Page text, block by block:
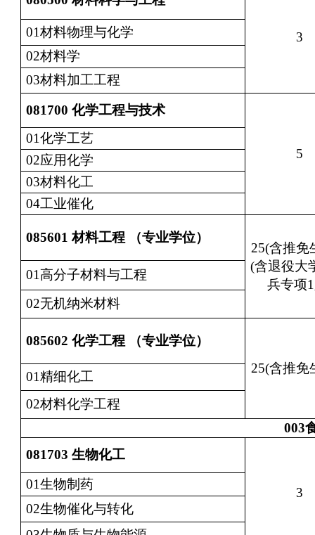
3
01材料物理与化学
02材料学
03材料加工工程
081700 化学工程与技术
5
01化学工艺
02应用化学
03材料化工
04工业催化
085601材料工程 （专业学位）
25(含推免
(含退役大
兵专项
01高分子材料与工程
02无机纳米材料
085602 化学工程 （专业学位）
25(含推免
01精细化工
02材料化学工程
003
081703 生物化工
3
01生物制药
02生物催化与转化